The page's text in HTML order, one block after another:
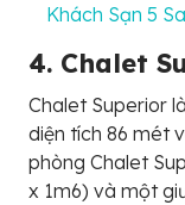
Khách Sạn 5
4. Chalet
Chalet Superior
diện tích 86 mét
phòng Chalet
x 1m6) và một